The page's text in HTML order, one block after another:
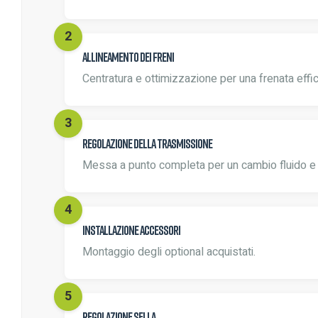
Allineamento dei freni
Centratura e ottimizzazione per una frenata
Regolazione della trasmissione
Messa a punto completa per un cambio fluido
Installazione accessori
Montaggio degli optional acquistati.